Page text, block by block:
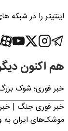
اینتیتر را در شبکه
هم اکنون
خبر فوری؛‌ شوک
خبر فوری جنگ | خبر
موشک‌های ایران به